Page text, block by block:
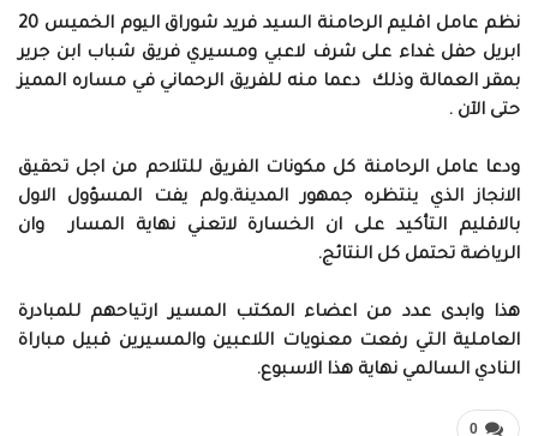
نظم عامل اقليم الرحامنة السيد فريد شوراق اليوم الخميس 20
ابريل حفل غداء على شرف لاعبي ومسيري فريق شباب ابن جرير
بمقر العمالة وذلك دعما منه للفريق الرحماني في مساره المميز
حتى الآن .
ودعا عامل الرحامنة كل مكونات الفريق للتلاحم من اجل تحقيق
الانجاز الذي ينتظره جمهور المدينة.ولم يفت المسؤول الاول
بالاقليم التأكيد على ان الخسارة لاتعني نهاية المسار وان
الرياضة تحتمل كل النتائج.
هذا وابدى عدد من اعضاء المكتب المسير ارتياحهم للمبادرة
العاملية التي رفعت معنويات اللاعبين والمسيرين قبيل مباراة
النادي السالمي نهاية هذا الاسبوع.
0